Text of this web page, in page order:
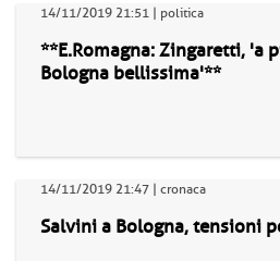
14/11/2019 21:51 | politica
**E.Romagna: Zingaretti, 'a
Bologna bellissima'**
14/11/2019 21:47 | cronaca
Salvini a Bologna, tensioni